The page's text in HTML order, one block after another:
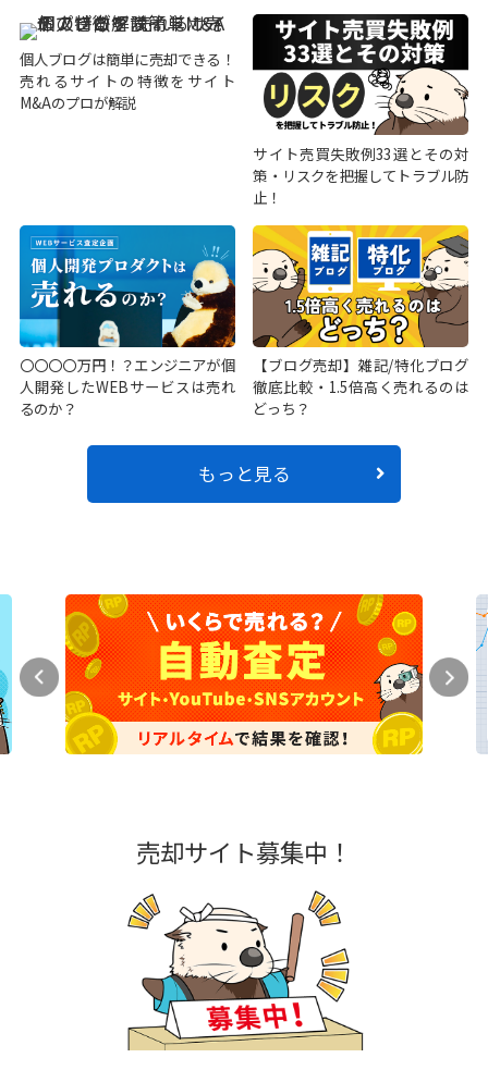
個人ブログは簡単に売却できる！
売れるサイトの特徴をサイト
M&Aのプロが解説
サイト売買失敗例33選とその対
策・リスクを把握してトラブル防
止！
〇〇〇〇万円！？エンジニアが個
人開発したWEBサービスは売れ
るのか？
【ブログ売却】雑記/特化ブログ
徹底比較・1.5倍高く売れるのは
どっち？
もっと見る
売却サイト募集中！